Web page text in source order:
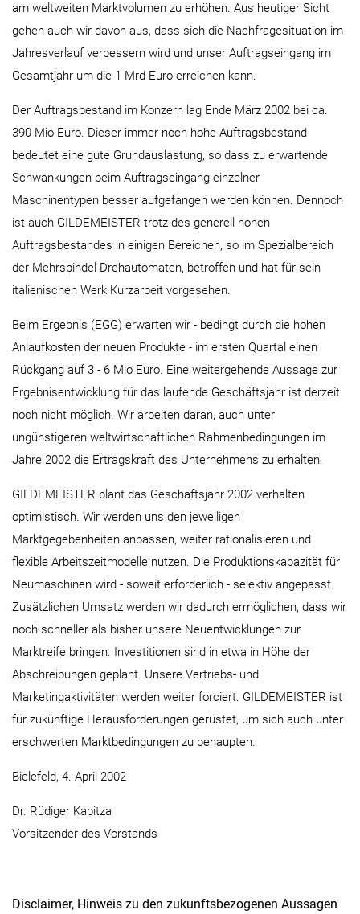
am weltweiten Marktvolumen zu erhöhen. Aus heutiger Sicht
gehen auch wir davon aus, dass sich die Nachfragesituation im
Jahresverlauf verbessern wird und unser Auftragseingang im
Gesamtjahr um die 1 Mrd Euro erreichen kann.
Der Auftragsbestand im Konzern lag Ende März 2002 bei ca.
390 Mio Euro. Dieser immer noch hohe Auftragsbestand
bedeutet eine gute Grundauslastung, so dass zu erwartende
Schwankungen beim Auftragseingang einzelner
Maschinentypen besser aufgefangen werden können. Dennoch
ist auch GILDEMEISTER trotz des generell hohen
Auftragsbestandes in einigen Bereichen, so im Spezialbereich
der Mehrspindel-Drehautomaten, betroffen und hat für sein
italienischen Werk Kurzarbeit vorgesehen.
Beim Ergebnis (EGG) erwarten wir - bedingt durch die hohen
Anlaufkosten der neuen Produkte - im ersten Quartal einen
Rückgang auf 3 - 6 Mio Euro. Eine weitergehende Aussage zur
Ergebnisentwicklung für das laufende Geschäftsjahr ist derzeit
noch nicht möglich. Wir arbeiten daran, auch unter
ungünstigeren weltwirtschaftlichen Rahmenbedingungen im
Jahre 2002 die Ertragskraft des Unternehmens zu erhalten.
GILDEMEISTER plant das Geschäftsjahr 2002 verhalten
optimistisch. Wir werden uns den jeweiligen
Marktgegebenheiten anpassen, weiter rationalisieren und
flexible Arbeitszeitmodelle nutzen. Die Produktionskapazität für
Neumaschinen wird - soweit erforderlich - selektiv angepasst.
Zusätzlichen Umsatz werden wir dadurch ermöglichen, dass wir
noch schneller als bisher unsere Neuentwicklungen zur
Marktreife bringen. Investitionen sind in etwa in Höhe der
Abschreibungen geplant. Unsere Vertriebs- und
Marketingaktivitäten werden weiter forciert. GILDEMEISTER ist
für zukünftige Herausforderungen gerüstet, um sich auch unter
erschwerten Marktbedingungen zu behaupten.
Bielefeld, 4. April 2002
Dr. Rüdiger Kapitza
Vorsitzender des Vorstands
Disclaimer, Hinweis zu den zukunftsbezogenen Aussagen